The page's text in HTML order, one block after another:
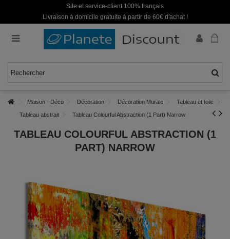
Site et service-client 100% français
Livraison à domicile gratuite à partir de 60€ d'achat !
Maison - Déco Décoration Décoration Murale Tableau et toile
Tableau abstrait Tableau Colourful Abstraction (1 Part) Narrow
TABLEAU COLOURFUL ABSTRACTION (1
PART) NARROW